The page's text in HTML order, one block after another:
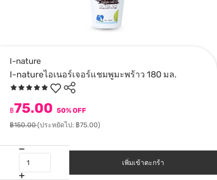
I-nature
I-natureไอเนอร์เจอร์แชมพูมะพร้าว 180 มล.
฿75.00 50% OFF
฿150.00(ประหยัดไป: ฿75.00)
เพิ่มเข้าตะกร้า